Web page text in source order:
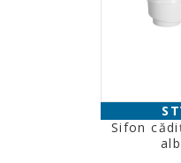
Sifon